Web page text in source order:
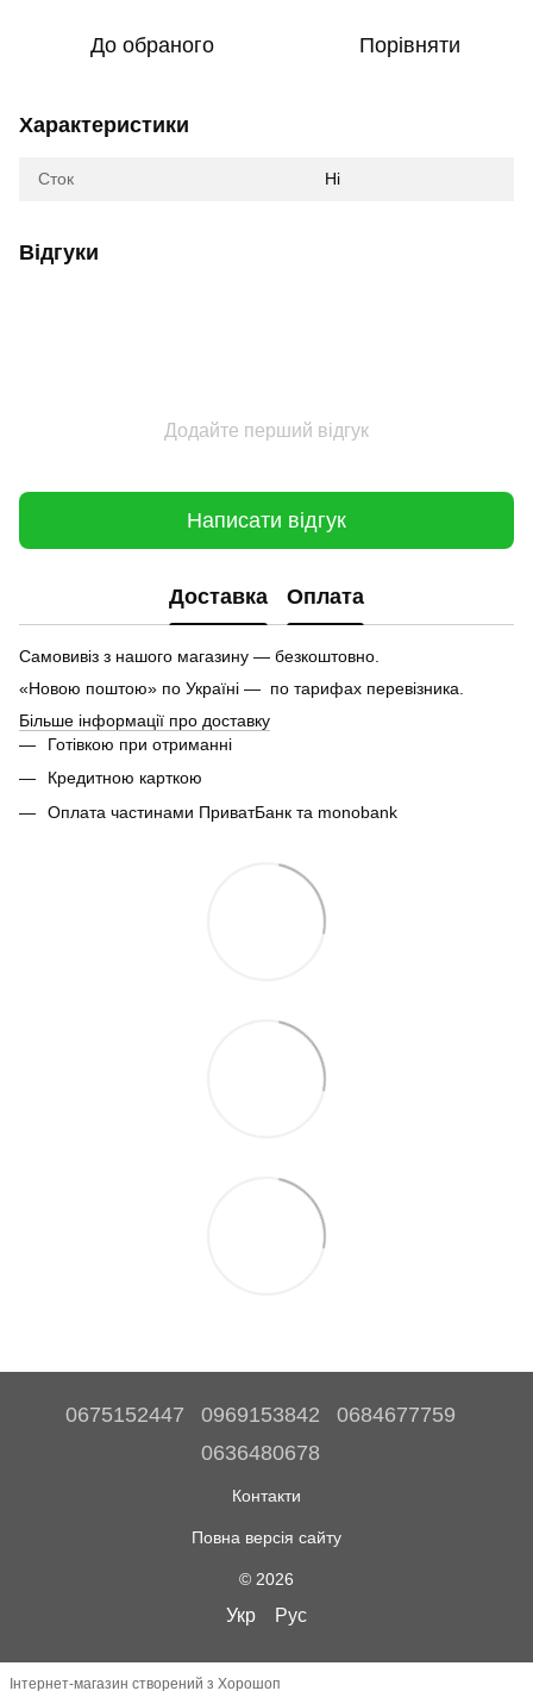
До обраного Порівняти
Характеристики
Сток Ні
Відгуки
Додайте перший відгук
Написати відгук
Доставка Оплата
Самовивіз з нашого магазину — безкоштовно.
«Новою поштою» по Україні — по тарифах перевізника.
Більше інформації про доставку
Готівкою при отриманні
Кредитною карткою
Оплата частинами ПриватБанк та monobank
0675152447 0969153842
0684677759
0636480678
Контакти
Повна версія сайту
© 2026
Укр Рус
Інтернет-магазин створений з Хорошоп